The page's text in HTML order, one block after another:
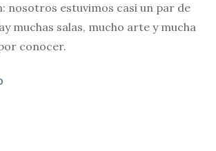
nosotros estuvimos casi un par de
muchas salas, mucho arte y mucha
conocer.